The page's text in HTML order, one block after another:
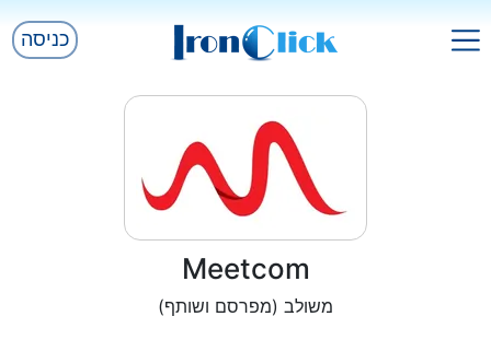
כניסה
Meetcom
משולב (מפרסם ושותף)